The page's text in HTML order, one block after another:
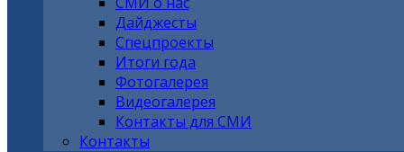
Дайджесты
Спецпроекты
Итоги года
Фотогалерея
Видеогалерея
Контакты для СМИ
Контакты